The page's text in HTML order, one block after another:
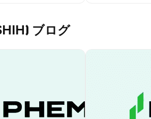
ブログ